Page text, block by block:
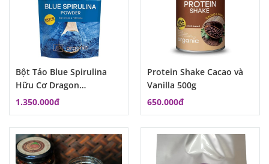
Bột Tảo Blue Spirulina
Hữu Cơ Dragon
Superfoods 75g MSP:
1.350.000đ
Protein Shake Cacao và
Vanilla 500g
650.000đ